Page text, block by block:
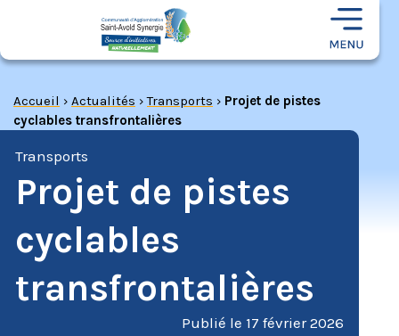
Accueil › Actualités ›Transports › Projet de pistes
cyclables transfrontalières
Transports
Projet de pistes
cyclables
transfrontalières
Publié le 17 février 2026